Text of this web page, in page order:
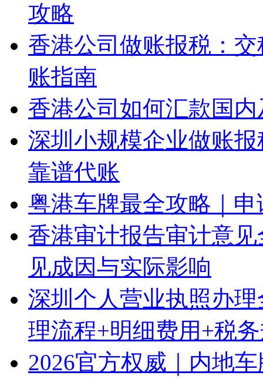
攻略
香港公司做账报税：
账指南
香港公司如何汇款国
深圳小规模企业做账
靠谱代账
粤港车牌最全攻略｜
香港审计报告审计意
见成因与实际影响
深圳个人营业执照办
理流程+明细费用+税
2026官方权威｜内地